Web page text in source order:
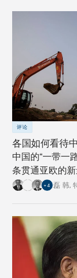
评论
各国如何看待
中国的“一带一
条贯通亚欧的
的跨国基础设
+4 磊 韩,